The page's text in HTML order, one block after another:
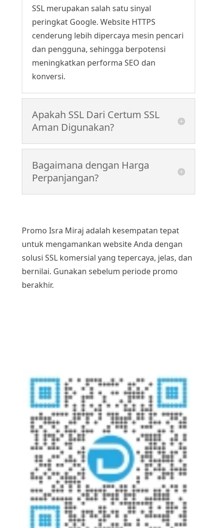
SSL merupakan salah satu sinyal
peringkat Google. Website HTTPS
cenderung lebih dipercaya mesin pencari
dan pengguna, sehingga berpotensi
meningkatkan performa SEO dan
konversi.
Apakah SSL Dari Certum SSL
Aman Digunakan?
Bagaimana dengan Harga
Perpanjangan?
Promo Isra Miraj adalah kesempatan tepat
untuk mengamankan website Anda dengan
solusi SSL komersial yang tepercaya, jelas, dan
bernilai. Gunakan sebelum periode promo
berakhir.